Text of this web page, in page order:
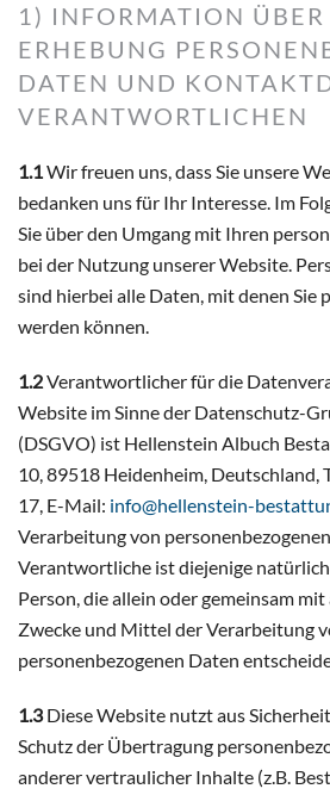
1) INFORMATION ÜBER
ERHEBUNG
DATEN UND
VERANTWORTLICHEN
1.1Wir freuen uns, dass Sie unsere
bedanken uns für Ihr Interesse. Im
Sie über den Umgang mit Ihren
bei der Nutzung unserer Website.
sind hierbei alle Daten, mit denen
werden können.
1.2Verantwortlicher für die
Website im Sinne der Datenschutz-
(DSGVO) ist Hellenstein Albuch
10, 89518 Heidenheim, Deutschland,
17, E-Mail: info@hellenstein-
Verarbeitung von
Verantwortliche ist diejenige
Person, die allein oder gemeinsam
Zwecke und Mittel der Verarbeitung
personenbezogenen Daten
1.3Diese Website nutzt aus
Schutz der Übertragung
anderer vertraulicher Inhalte (z.B.